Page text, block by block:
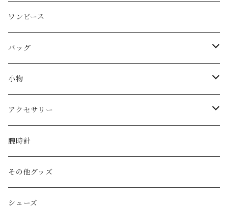
CELINE
FENDI
miu miu
Martin Margiela
Yves Saint Laurent
GAULTIER
HYSTERIC GLAMOUR
ワンピース
バッグ
ショルダーバッグ
ハンド/トートバッグ
リュック
その他バッグ
小物
帽子
ベルト
財布
キーケース
アクセサリー
ネックレス
ブレスレット
リング
腕時計
その他グッズ
シューズ